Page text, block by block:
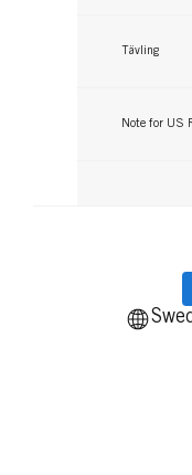
Tävling
Note for US